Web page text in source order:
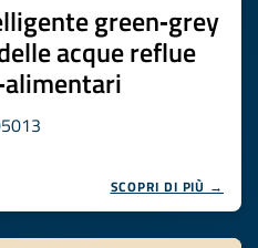
green‑grey
acque reflue
SCOPRI DI PIÙ →